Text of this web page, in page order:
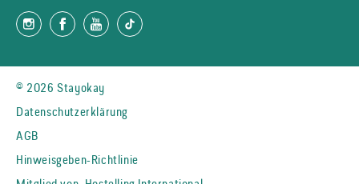
© 2026 Stayokay
Datenschutzerklärung
AGB
Hinweisgeben-Richtlinie